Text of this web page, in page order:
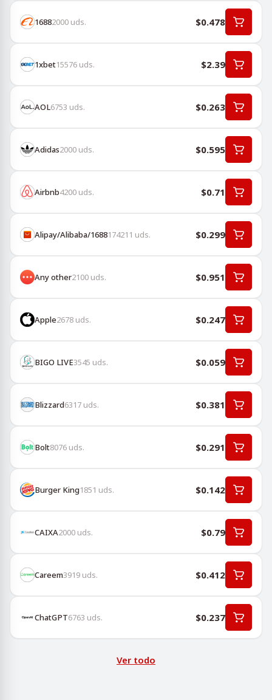
16882000 uds. $0.478
1хbet15576 uds. $2.39
AOL6753 uds. $0.263
Adidas2000 uds. $0.595
Airbnb4200 uds. $0.71
Alipay/Alibaba/1688174211 uds. $0.299
Any other2100 uds. $0.951
Apple2678 uds. $0.247
BIGO LIVE3545 uds. $0.059
Blizzard6317 uds. $0.381
Bolt8076 uds. $0.291
Burger King1851 uds. $0.142
CAIXA2000 uds. $0.79
Careem3919 uds. $0.412
ChatGPT6763 uds. $0.237
Ver todo